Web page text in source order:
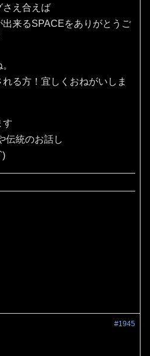
さえ合えば
来るSPACEをありがとうご
る方！宜しくおねがいしま
す
伝統のお話し
#1945